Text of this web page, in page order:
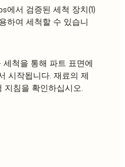
에서 검증된 세척 장치(1)
하여 세척할 수 있습니
척을 통해 파트 표면에
시작됩니다. 재료의 제
지침을 확인하십시오.